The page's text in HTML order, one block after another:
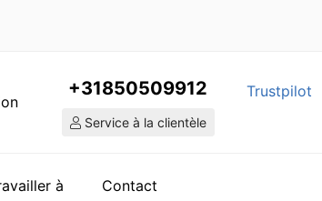
+31850509912
Service à la clientèle
Trustpilot
à Contact